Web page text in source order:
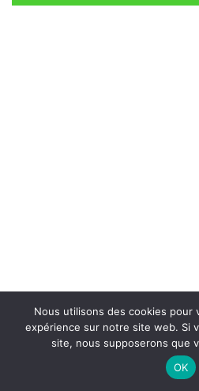
On Air :
Plymouth rock
Nous utilisons des cookies pour
expérience sur notre site web. Si
site, nous supposerons que
OK